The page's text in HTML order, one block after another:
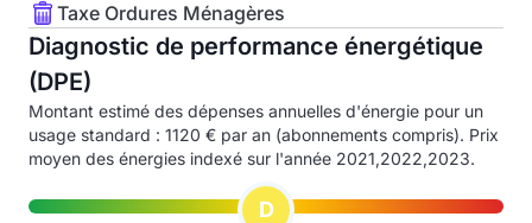
Taxe Ordures Ménagères
Diagnostic de performance énergétique
(DPE)
Montant estimé des dépenses annuelles d'énergie pour un
usage standard : 1120 € par an (abonnements compris). Prix
moyen des énergies indexé sur l'année 2021,2022,2023.
D